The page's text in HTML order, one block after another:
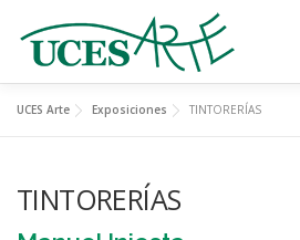
MÚSICA ESTATUAS VIVIENTES
UCES Arte Exposiciones TINTORERÍAS
TINTORERÍAS